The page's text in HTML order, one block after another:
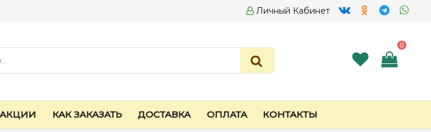
Личный Кабинет
0
АКЦИИ КАК ЗАКАЗАТЬ ДОСТАВКА ОПЛАТА КОНТАКТЫ